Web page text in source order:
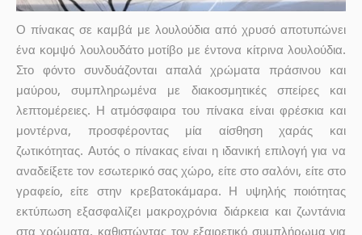
Ο πίνακας σε καμβά με λουλούδια από χρυσό αποτυπώνει
ένα κομψό λουλουδάτο μοτίβο με έντονα κίτρινα λουλούδια.
Στο φόντο συνδυάζονται απαλά χρώματα πράσινου και
μαύρου, συμπληρωμένα με διακοσμητικές σπείρες και
λεπτομέρειες. Η ατμόσφαιρα του πίνακα είναι φρέσκια και
μοντέρνα, προσφέροντας μία αίσθηση χαράς και
ζωτικότητας. Αυτός ο πίνακας είναι η ιδανική επιλογή για να
αναδείξετε τον εσωτερικό σας χώρο, είτε στο σαλόνι, είτε στο
γραφείο, είτε στην κρεβατοκάμαρα. Η υψηλής ποιότητας
εκτύπωση εξασφαλίζει μακροχρόνια διάρκεια και ζωντάνια
στα χρώματα, καθιστώντας τον εξαιρετικό συμπλήρωμα για